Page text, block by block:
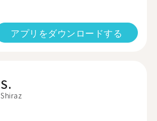
アプリをダウンロードする
S.
Shiraz